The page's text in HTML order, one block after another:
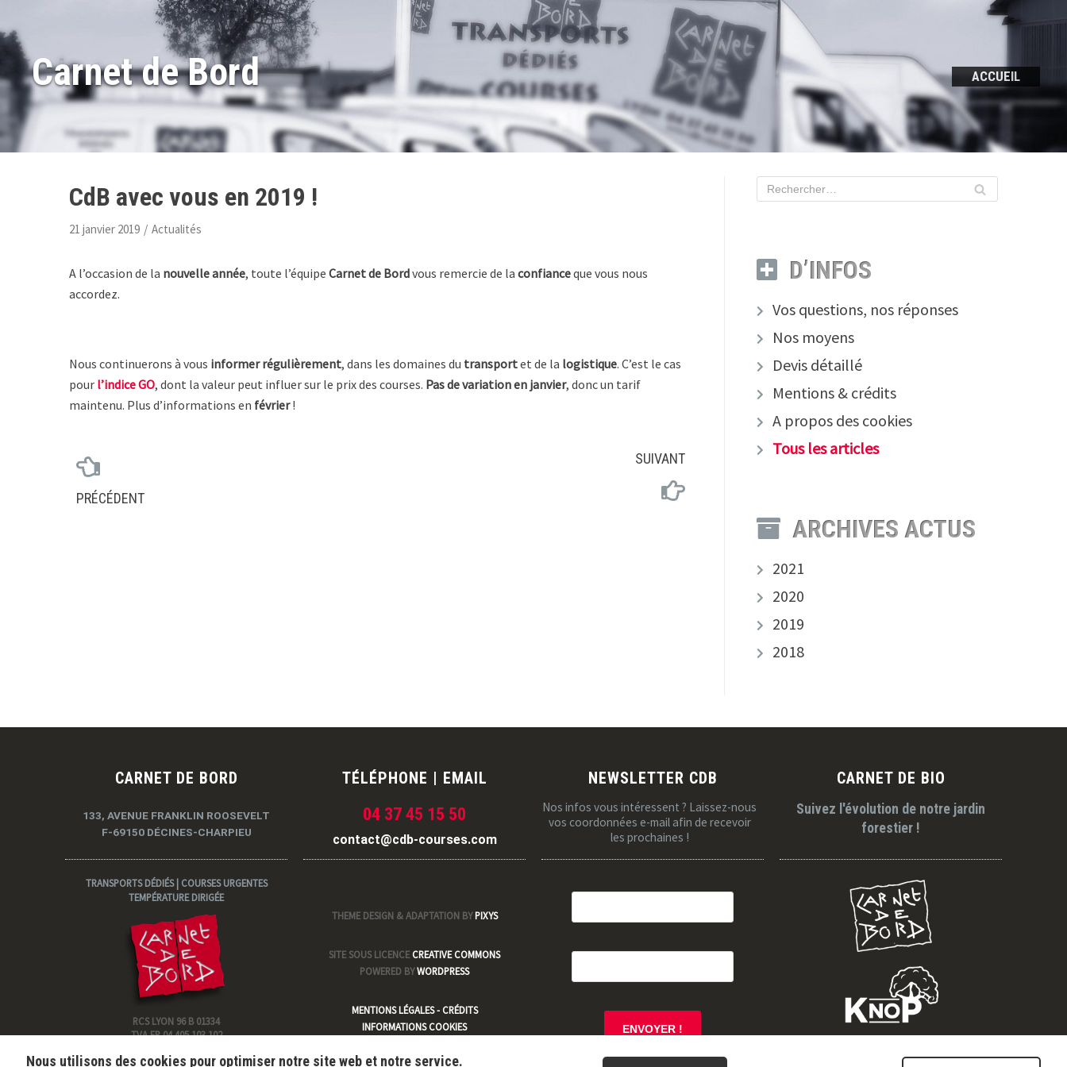
Nous utilisons des cookies pour optimiser notre site web et notre service.
Aller
au
contenu
Carnet de Bord ACCUEIL
CdB avec vous en 2019 !
21 janvier 2019 Actualités
A l’occasion de la nouvelle année, toute l’équipe Carnet de Bordvous remercie de la confianceque vous nous
accordez.
Nous continuerons à vous informer régulièrement, dans les domaines du transportet de la logistique. C’est le cas
pour l’indice GO, dont la valeur peut influer sur le prix des courses. Pas de variation en janvier, donc un tarif
maintenu. Plus d’informations en février!
PRÉCÉDENT
SUIVANT
D’INFOS
Vos questions, nos réponses
Nos moyens
Devis détaillé
Mentions & crédits
A propos des cookies
Tous les articles
ARCHIVES ACTUS
2021
2020
2019
2018
CARNET DE BORD
133, AVENUE FRANKLIN ROOSEVELT
F-69150 DÉCINES-CHARPIEU
TRANSPORTS DÉDIÉS | COURSES URGENTES
TEMPÉRATURE DIRIGÉE
RCS LYON 96 B 01334
TVA FR 04 405 103 102
TÉLÉPHONE | EMAIL
04 37 45 15 50
contact@cdb-courses.com
THEME DESIGN & ADAPTATION BYPIXYS
SITE SOUS LICENCE CREATIVE COMMONS
POWERED BYWORDPRESS
MENTIONS LÉGALES - CRÉDITS
INFORMATIONS COOKIES
NEWSLETTER CDB
Nos infos vous intéressent ? Laissez-nous
vos coordonnées e-mail afin de recevoir
les prochaines !
CARNET DE BIO
Suivez l'évolution de notre jardin
forestier !